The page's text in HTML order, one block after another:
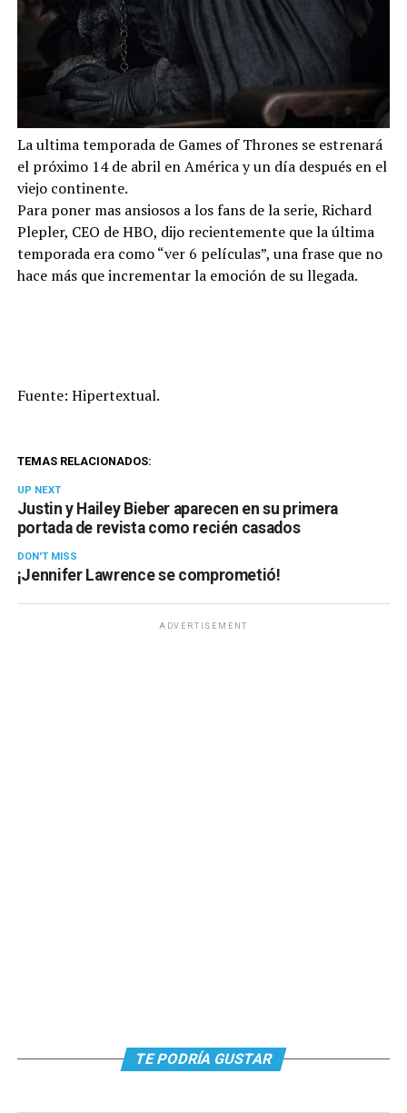
La ultima temporada de Games of Thrones se estrenará
el próximo 14 de abril en América y un día después en el
viejo continente.
Para poner mas ansiosos a los fans de la serie, Richard
Plepler, CEO de HBO, dijo recientemente que la última
temporada era como “ver 6 películas”, una frase que no
hace más que incrementar la emoción de su llegada.
Fuente: Hipertextual.
TEMAS RELACIONADOS:
UP NEXT
Justin y Hailey Bieber aparecen en su primera
portada de revista como recién casados
DON'T MISS
¡Jennifer Lawrence se comprometió!
ADVERTISEMENT
TE PODRÍA GUSTAR